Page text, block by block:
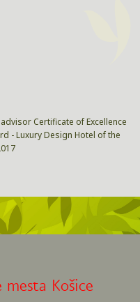
Certificate of Excellence
- Luxury Design Hotel of the
Košice